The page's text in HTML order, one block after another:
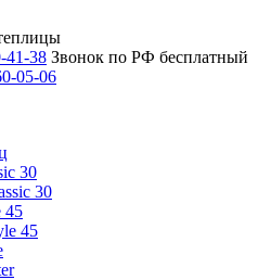
41-38 Звонок по РФ бесплатный
05-06
30
30
45
45